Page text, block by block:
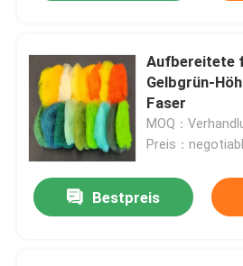
Aufbereitete
Gelbgrün-
Faser
MOQ：
Preis：
Bestpreis